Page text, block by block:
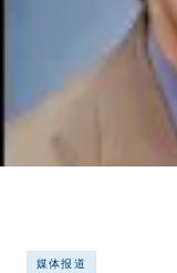
媒体报道